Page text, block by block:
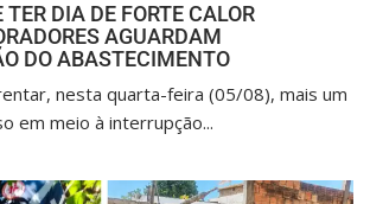
DIA DE FORTE CALOR
AGUARDAM
DO ABASTECIMENTO
nesta quarta-feira (05/08), mais um
em meio à interrupção...